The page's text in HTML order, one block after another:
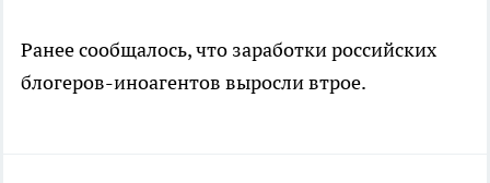
Ранее сообщалось, что заработки российских
блогеров-иноагентов выросли втрое.